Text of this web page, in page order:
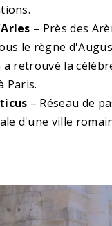
– Près des
le règne
retrouvé la
Paris.
– Réseau de
d'une ville